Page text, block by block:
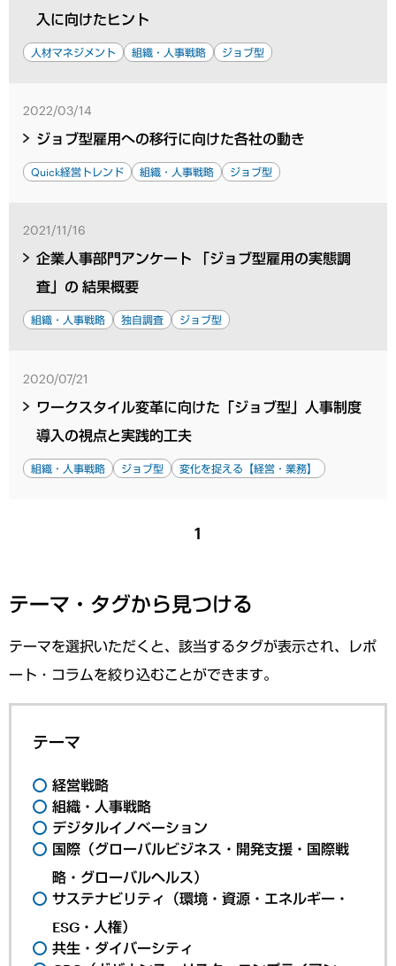
入に向けたヒント
人材マネジメント 組織・人事戦略 ジョブ型
2022/03/14
ジョブ型雇用への移行に向けた各社の動き
Quick経営トレンド 組織・人事戦略 ジョブ型
2021/11/16
企業人事部門アンケート 「ジョブ型雇用の実態調
査」の 結果概要
組織・人事戦略 独自調査 ジョブ型
2020/07/21
ワークスタイル変革に向けた「ジョブ型」人事制度
導入の視点と実践的工夫
組織・人事戦略 ジョブ型 変化を捉える【経営・業務】
1
テーマ・タグから見つける
テーマを選択いただくと、該当するタグが表示され、レポ
ート・コラムを絞り込むことができます。
テーマ
経営戦略
組織・人事戦略
デジタルイノベーション
国際（グローバルビジネス・開発支援・国際戦
略・グローバルヘルス）
サステナビリティ（環境・資源・エネルギー・
ESG・人権）
共生・ダイバーシティ